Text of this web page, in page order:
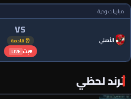
مباريات ودية
الأهلي
VS
⏰ قادمة
بث LIVE
ترند لحظي